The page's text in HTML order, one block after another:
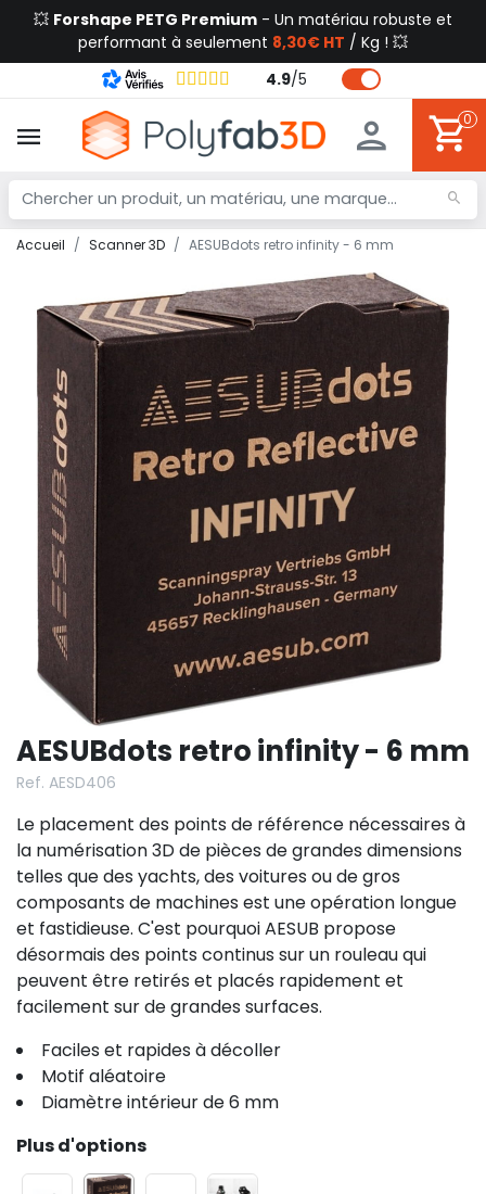
💥 Forshape PETG Premium - Un matériau robuste et
performant à seulement 8,30€ HT / Kg ! 💥
4.9/5
0
Accueil Scanner 3D AESUBdots retro infinity - 6 mm
AESUBdots retro infinity - 6 mm
Ref. AESD406
Le placement des points de référence nécessaires à
la numérisation 3D de pièces de grandes dimensions
telles que des yachts, des voitures ou de gros
composants de machines est une opération longue
et fastidieuse. C'est pourquoi AESUB propose
désormais des points continus sur un rouleau qui
peuvent être retirés et placés rapidement et
facilement sur de grandes surfaces.
Faciles et rapides à décoller
Motif aléatoire
Diamètre intérieur de 6 mm
Plus d'options